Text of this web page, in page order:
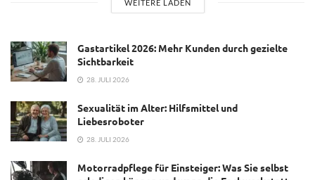
WEITERE LADEN
Gastartikel 2026: Mehr Kunden durch gezielte
Sichtbarkeit
28. JULI 2026
Sexualität im Alter: Hilfsmittel und
Liebesroboter
28. JULI 2026
Motorradpflege für Einsteiger: Was Sie selbst